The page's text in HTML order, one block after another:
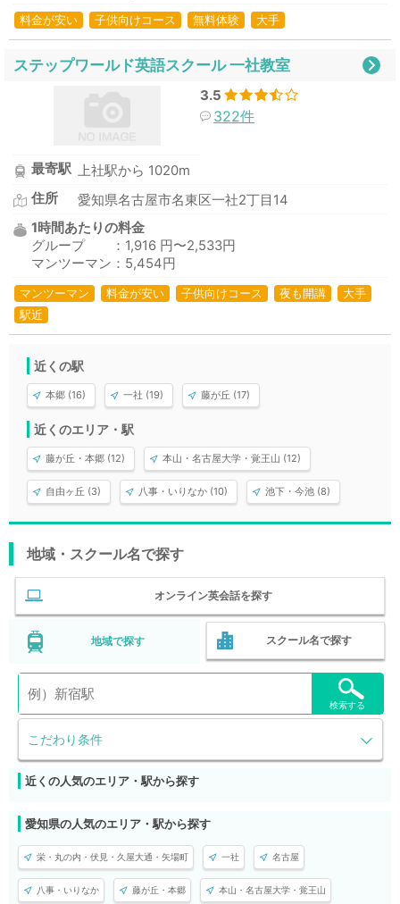
料金が安い 子供向けコース 無料体験 大手
ステップワールド英語スクール 一社教室
3.5
322件
最寄駅 上社駅から 1020m
住所
愛知県名古屋市名東区一社2丁目14
1時間あたりの料金
グループ ：1,916 円〜2,533円
マンツーマン：5,454円
マンツーマン 料金が安い 子供向けコース 夜も開講
大手
駅近
近くの駅
本郷 (16) 一社 (19) 藤が丘 (17)
近くのエリア・駅
藤が丘・本郷 (12) 本山・名古屋大学・覚王山 (12)
自由ヶ丘 (3) 八事・いりなか (10) 池下・今池 (8)
地域・スクール名で探す
オンライン英会話を探す
地域で探す スクール名で探す
こだわり条件
検索する
近くの人気のエリア・駅から探す
愛知県の人気のエリア・駅から探す
栄・丸の内・伏見・久屋大通・矢場町 一社 名古屋
八事・いりなか 藤が丘・本郷 本山・名古屋大学・覚王山